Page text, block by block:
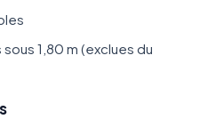
1,80 m (exclues du